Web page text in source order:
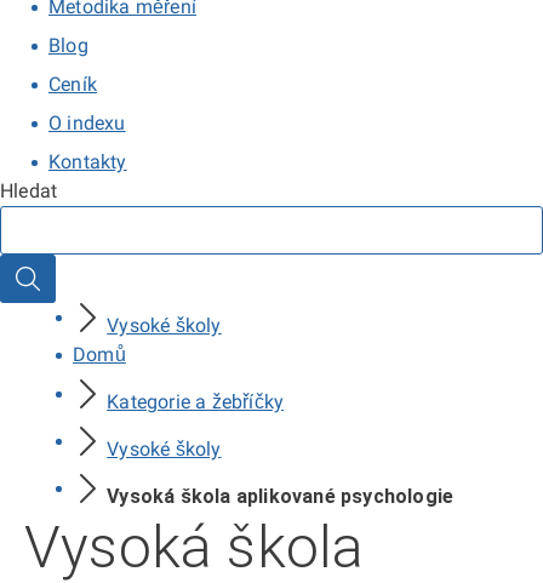
Metodika měření
Blog
Ceník
O indexu
Kontakty
Hledat
Hledat
Vysoké školy
Domů
Kategorie a žebříčky
Vysoké školy
Vysoká škola aplikované psychologie
Vysoká škola